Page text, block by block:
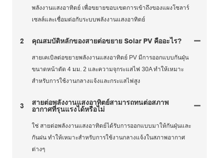
พลังงานแสงอาทิตย์ เพื่อขยายขอบเขตการเข้าถึงของแผงโซลาร์
เซลล์และเชื่อมต่อกับระบบพลังงานแสงอาทิตย์
2 คุณสมบัติหลักของสายต่อขยาย Solar PV คืออะไร?
สายเคเบิลต่อขยายพลังงานแสงอาทิตย์ PV มีการออกแบบกันฝุ่น
ขนาดหน้าตัด 4 มม. 2 และความจุกระแสไฟ 30A ทำให้เหมาะ
สำหรับการใช้งานกลางแจ้งและกระแสไฟสูง
3
สายต่อพลังงานแสงอาทิตย์สามารถทนต่อสภาพ
อากาศที่รุนแรงได้หรือไม่
ใช่ สายต่อพลังงานแสงอาทิตย์ได้รับการออกแบบมาให้กันฝุ่นและ
กันฝน ทำให้เหมาะสำหรับการใช้งานกลางแจ้งในสภาพอากาศ
ต่างๆ